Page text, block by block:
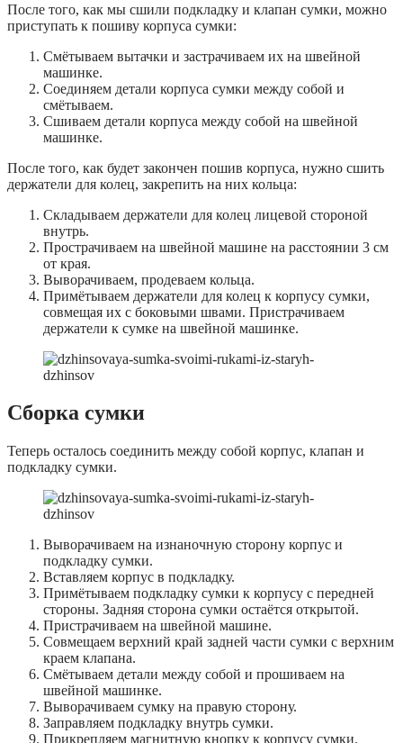
После того, как мы сшили подкладку и клапан сумки, можно
приступать к пошиву корпуса сумки:
Смётываем вытачки и застрачиваем их на швейной
машинке.
Соединяем детали корпуса сумки между собой и
смётываем.
Сшиваем детали корпуса между собой на швейной
машинке.
После того, как будет закончен пошив корпуса, нужно сшить
держатели для колец, закрепить на них кольца:
Складываем держатели для колец лицевой стороной
внутрь.
Прострачиваем на швейной машине на расстоянии 3 см
от края.
Выворачиваем, продеваем кольца.
Примётываем держатели для колец к корпусу сумки,
совмещая их с боковыми швами. Пристрачиваем
держатели к сумке на швейной машинке.
Сборка сумки
Теперь осталось соединить между собой корпус, клапан и
подкладку сумки.
Выворачиваем на изнаночную сторону корпус и
подкладку сумки.
Вставляем корпус в подкладку.
Примётываем подкладку сумки к корпусу с передней
стороны. Задняя сторона сумки остаётся открытой.
Пристрачиваем на швейной машине.
Совмещаем верхний край задней части сумки с верхним
краем клапана.
Смётываем детали между собой и прошиваем на
швейной машинке.
Выворачиваем сумку на правую сторону.
Заправляем подкладку внутрь сумки.
Прикрепляем магнитную кнопку к корпусу сумки.